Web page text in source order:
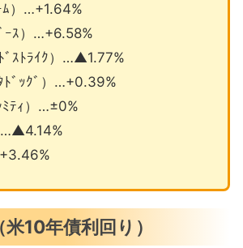
ﾑ）…+1.64%
ｰｽ）…+6.58%
ﾞｽﾄﾗｲｸ）…▲1.77%
ﾄﾞｯｸﾞ）…+0.39%
ﾐﾃｨ）…±0%
…▲4.14%
10年債利回り）